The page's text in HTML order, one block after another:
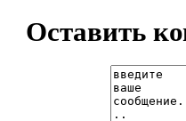
Оставить